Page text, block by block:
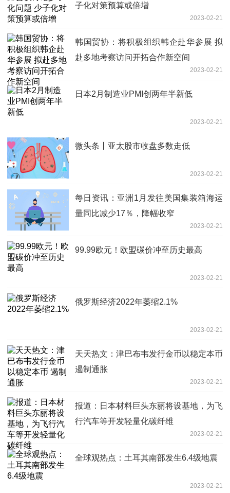
子化对策预算或倍增
2023-02-21
韩国贸协：将积极组织韩企赴华参展 拟
赴多地考察访问开拓合作新空间
2023-02-21
日本2月制造业PMI创两年半新低
2023-02-21
微头条丨亚太股市收盘多数走低
2023-02-21
每日资讯：亚洲1月发往美国集装箱海运
量同比减少17％，降幅收窄
2023-02-21
99.99欧元！欧盟碳价冲至历史最高
2023-02-21
俄罗斯经济2022年萎缩2.1%
2023-02-21
天天热文：津巴布韦发行金币以稳定本币
遏制通胀
2023-02-21
报道：日本材料巨头东丽将设基地，为飞
行汽车等开发轻量化碳纤维
2023-02-21
全球观热点：土耳其南部发生6.4级地震
2023-02-21